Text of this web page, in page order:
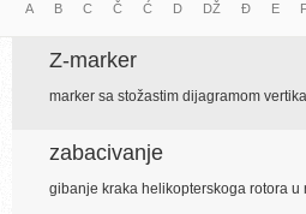
A B C Č Ć D DŽ Đ E
Z-marker
marker sa stožastim dijagramom
zabacivanje
gibanje kraka helikopterskoga rotora u